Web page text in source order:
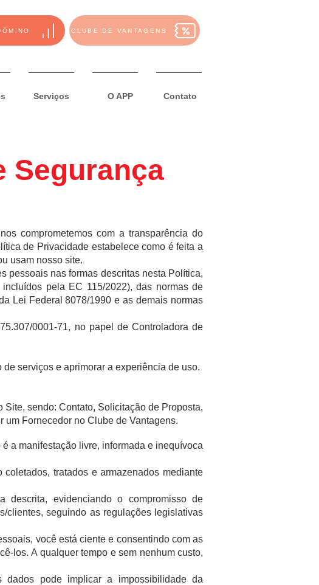
Serviços O APP Contato
CLUBE DE VANTAGENS
Segurança
comprometemos com a transparência do
de Privacidade estabelece como é feita a
usam nosso site.
pessoais nas formas descritas nesta Política,
pela EC 115/2022), das normas de
Lei Federal 8078/1990 e as demais normas
0001-71, no papel de Controladora de
serviços e aprimorar a experiência de uso.
sendo: Contato, Solicitação de Proposta,
um Fornecedor no Clube de Vantagens.
a manifestação livre, informada e inequívoca
tratados e armazenados mediante
descrita, evidenciando o compromisso de
clientes, seguindo as regulações legislativas
você está ciente e consentindo com as
los.A qualquer tempo e sem nenhum custo,
dados pode implicar a impossibilidade da